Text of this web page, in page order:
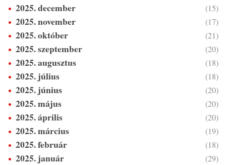
2025. december (15)
2025. november (17)
2025. október (21)
2025. szeptember (20)
2025. augusztus (18)
2025. július (18)
2025. június (20)
2025. május (20)
2025. április (20)
2025. március (19)
2025. február (18)
2025. január (29)